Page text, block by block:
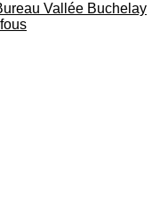
Vallée Buchelay